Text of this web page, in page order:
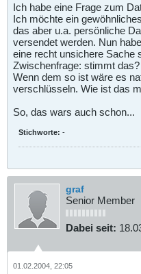
Ich habe eine Frage zum
Ich möchte ein
das aber u.a. persönliche
versendet werden. Nun
eine recht unsichere Sache
Zwischenfrage: stimmt das?
Wenn dem so ist wäre es
verschlüsseln. Wie ist das
So, das wars auch schon...
Stichworte: -
graf
Senior Member
Dabei seit:
01.02.2004, 22:05